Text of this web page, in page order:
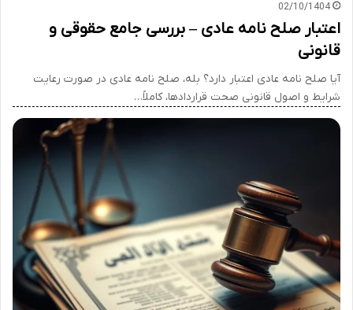
02/10/1404
اعتبار صلح نامه عادی – بررسی جامع حقوقی و
قانونی
آیا صلح نامه عادی اعتبار دارد؟ بله، صلح نامه عادی در صورت رعایت
شرایط و اصول قانونی صحت قراردادها، کاملاً…